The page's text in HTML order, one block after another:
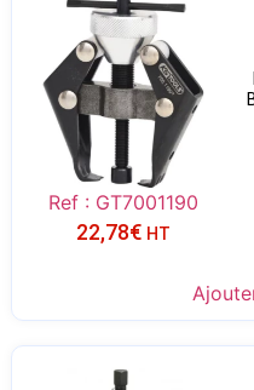
Ref : GT7001190
22,78€ HT